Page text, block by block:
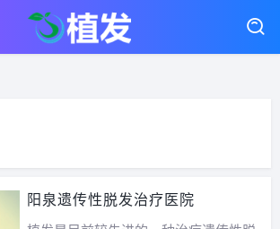
阳泉遗传性脱发治疗医院